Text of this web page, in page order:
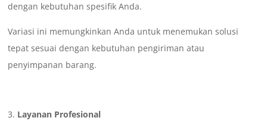
dengan kebutuhan spesifik Anda.
Variasi ini memungkinkan Anda untuk menemukan solusi
tepat sesuai dengan kebutuhan pengiriman atau
penyimpanan barang.
Layanan Profesional